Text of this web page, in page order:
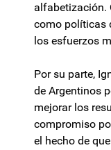
alfabetización.
como políticas
los esfuerzos
Por su parte,
de Argentinos
mejorar los
compromiso
el hecho de